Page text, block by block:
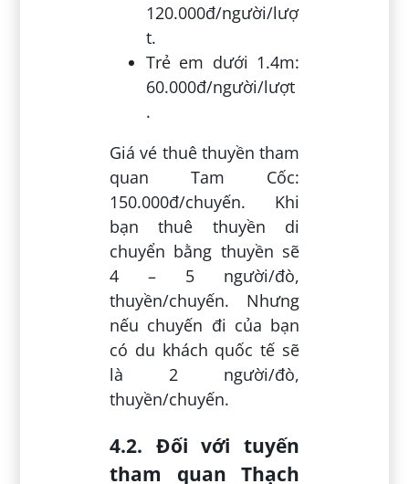
120.000đ/người/lượ
t.
Trẻ em dưới 1.4m:
60.000đ/người/lượt
.
Giá vé thuê thuyền tham
quan Tam Cốc:
150.000đ/chuyến. Khi
bạn thuê thuyền di
chuyển bằng thuyền sẽ
4 – 5 người/đò,
thuyền/chuyến. Nhưng
nếu chuyến đi của bạn
có du khách quốc tế sẽ
là 2 người/đò,
thuyền/chuyến.
4.2. Đối với tuyến
tham quan Thạch